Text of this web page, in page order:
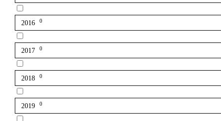
2016 0
2017 0
2018 0
2019 0